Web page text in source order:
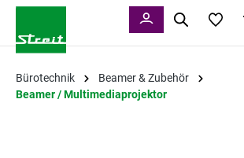
Bürotechnik
Beamer & Zubehör
Beamer / Multimediaprojektor